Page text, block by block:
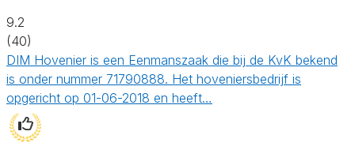
9.2
(40)
DIM Hovenier is een Eenmanszaak die bij de KvK bekend
is onder nummer 71790888. Het hoveniersbedrijf is
opgericht op 01-06-2018 en heeft…